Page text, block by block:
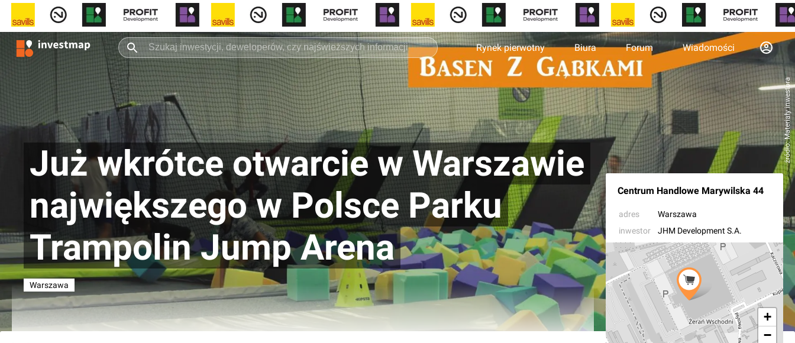
Rynek pierwotny Biura Forum Wiadomości
źródło: Materiały inwestora
Już wkrótce otwarcie w Warszawie
największego w Polsce Parku
Trampolin Jump Arena
Warszawa
Centrum Handlowe Marywilska 44
adres
Warszawa
inwestor
JHM Development S.A.
+
−